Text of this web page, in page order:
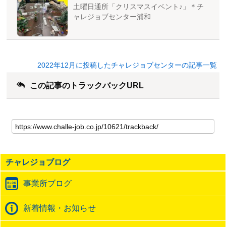
土曜日通所「クリスマスイベント♪」＊チ
ャレジョブセンター浦和
2022年12月に投稿したチャレジョブセンターの記事一覧
この記事のトラックバックURL
の
記
の
ト
ッ
ク
バ
ッ
チャレジョブログ
事業所ブログ
新着情報・お知らせ